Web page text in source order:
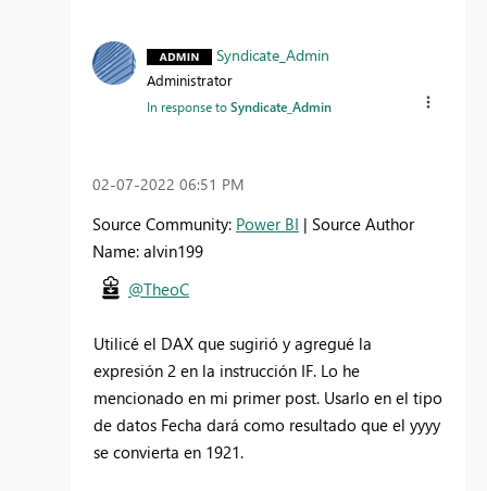
Syndicate_Admin
Administrator
In response toSyndicate_Admin
‎02-07-2022 06:51 PM
Source Community: Power BI | Source Author
Name: alvin199
@TheoC
Utilicé el DAX que sugirió y agregué la
expresión 2 en la instrucción IF. Lo he
mencionado en mi primer post. Usarlo en el tipo
de datos Fecha dará como resultado que el yyyy
se convierta en 1921.